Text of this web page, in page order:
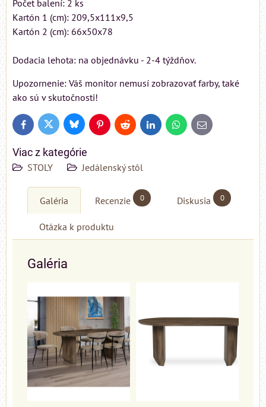
Počet balení: 2 ks
Kartón 1 (cm): 209,5x111x9,5
Kartón 2 (cm): 66x50x78
Dodacia lehota: na objednávku - 2-4 týždňov.
Upozornenie: Váš monitor nemusí zobrazovať farby, také
ako sú v skutočnosti!
FacebookTwitter BlueskyPinterestReddit LinkedInWhatsApp
E-
mail
Viac z kategórie
STOLY Jedálenský stôl
Galéria Recenzie 0 Diskusia 0
Otázka k produktu
Galéria